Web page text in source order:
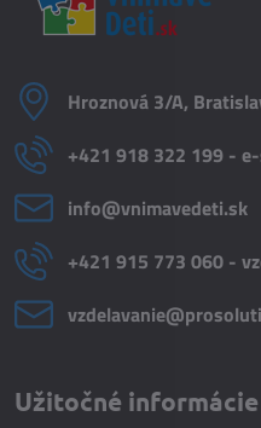
Hroznová 3/A,
+421 918 322 199 -
info​@vnimavedeti​.sk
+421 915 773 060 -
Užitočné informácie